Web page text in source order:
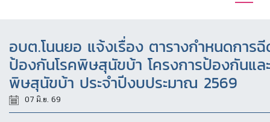
อบต.โนนยอ แจ้งเรื่อง ตารางกำหนดการ
ป้องกันโรคพิษสุนัขบ้า โครงการป้องกันแล
พิษสุนัขบ้า ประจำปีงบประมาณ 2569
07 มิ.ย. 69